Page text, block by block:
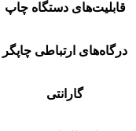
قابلیت‌های دستگاه چاپ
درگاه‌های ارتباطی چاپگر
گارانتی